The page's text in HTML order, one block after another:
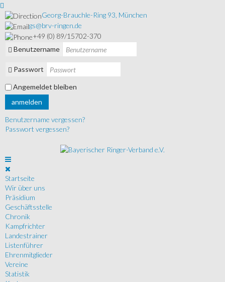
Georg-Brauchle-Ring 93, München
gs@brv-ringen.de
+49 (0) 89/15702-370
Benutzername
Passwort
Angemeldet bleiben
anmelden
Benutzername vergessen?
Passwort vergessen?
Startseite
Wir über uns
Präsidium
Geschäftsstelle
Chronik
Kampfrichter
Landestrainer
Listenführer
Ehrenmitglieder
Vereine
Statistik